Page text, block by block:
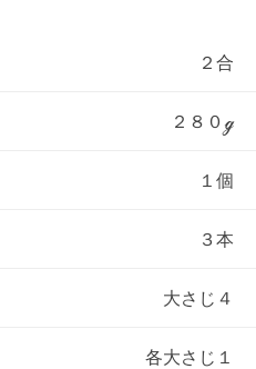
２合
２８０ℊ
１個
３本
大さじ４
各大さじ１